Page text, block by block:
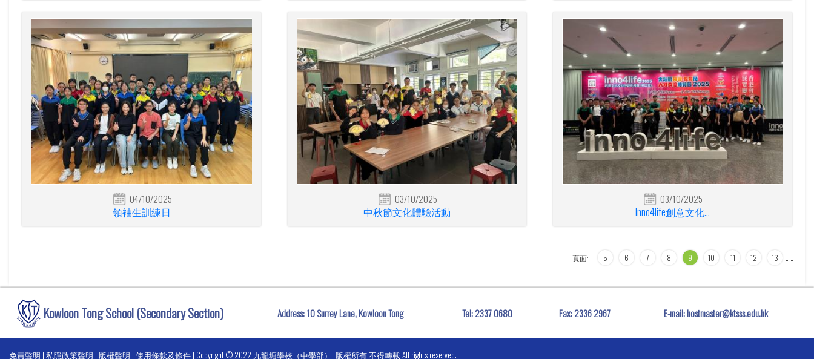
04/10/2025
領袖生訓練日
03/10/2025
中秋節文化體驗活動
03/10/2025
Inno4life創意文化...
頁面: …
5 6 7 8 9 10 11 12 13 …
Kowloon Tong School (Secondary Section) Address: 10 Surrey Lane, Kowloon Tong Tel:2337 0680 Fax:2336 2967 E-mail:hostmaster@ktsss.edu.hk
免責聲明 | 私隱政策聲明 | 版權聲明 | 使用條款及條件 | Copyright © 2022 九龍塘學校（中學部）. 版權所有 不得轉載 All rights reserved.